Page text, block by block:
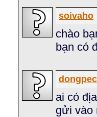
soivaho
chào
bạn có
ai có
gửi vào